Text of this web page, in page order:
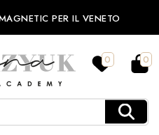
PER IL VENETO
0 0